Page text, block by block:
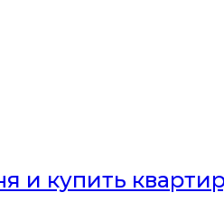
и купить